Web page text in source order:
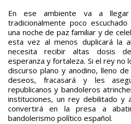
En ese ambiente va a
tradicionalmente poco
una noche de paz familiar y de
esta vez al menos duplicará la
necesita recibir altas dosis
esperanza y fortaleza. Si el rey no
discurso plano y anodino, lleno
deseos, fracasará y les
republicanos y bandoleros
instituciones, un rey debilitado y
convertirá en la presa a
bandolerismo político español.